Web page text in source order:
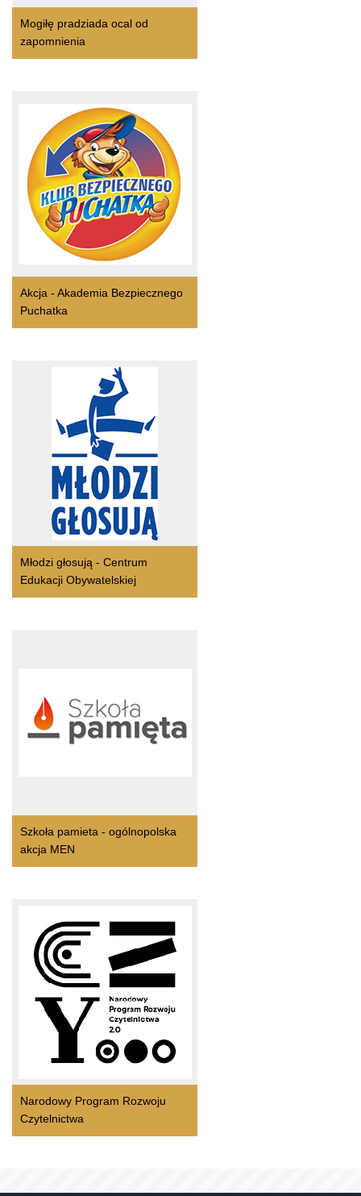
Mogiłę pradziada ocal od
zapomnienia
Akcja - Akademia Bezpiecznego
Puchatka
Młodzi głosują - Centrum
Edukacji Obywatelskiej
Szkoła pamieta - ogólnopolska
akcja MEN
Narodowy Program Rozwoju
Czytelnictwa